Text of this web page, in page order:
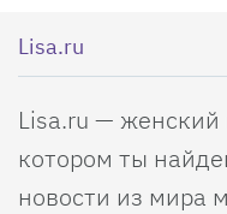
Lisa.ru
Lisa.ru — женский
котором ты
новости из мира